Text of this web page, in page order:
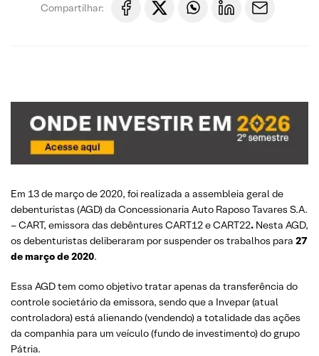
Compartilhar:
Em 13 de março de 2020, foi realizada a assembleia geral de
debenturistas (AGD) da Concessionaria Auto Raposo Tavares S.A.
– CART, emissora das debêntures CART12 e CART22. Nesta AGD,
os debenturistas deliberaram por suspender os trabalhos para 27
de março de 2020.
Essa AGD tem como objetivo tratar apenas da transferência do
controle societário da emissora, sendo que a Invepar (atual
controladora) está alienando (vendendo) a totalidade das ações
da companhia para um veículo (fundo de investimento) do grupo
Pátria.